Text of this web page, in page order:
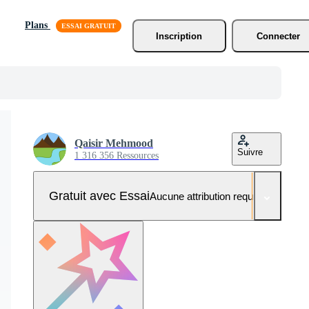
Plans
Inscription
Connecter
Qaisir Mehmood
1 316 356 Ressources Suivre
Gratuit avec EssaiAucune attribution requise